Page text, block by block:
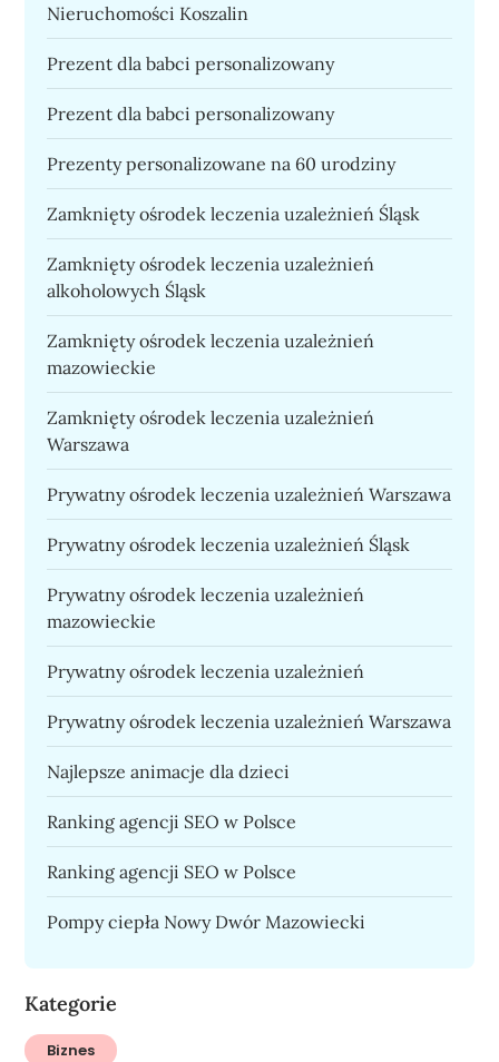
Nieruchomości Koszalin
Prezent dla babci personalizowany
Prezent dla babci personalizowany
Prezenty personalizowane na 60 urodziny
Zamknięty ośrodek leczenia uzależnień Śląsk
Zamknięty ośrodek leczenia uzależnień
alkoholowych Śląsk
Zamknięty ośrodek leczenia uzależnień
mazowieckie
Zamknięty ośrodek leczenia uzależnień
Warszawa
Prywatny ośrodek leczenia uzależnień Warszawa
Prywatny ośrodek leczenia uzależnień Śląsk
Prywatny ośrodek leczenia uzależnień
mazowieckie
Prywatny ośrodek leczenia uzależnień
Prywatny ośrodek leczenia uzależnień Warszawa
Najlepsze animacje dla dzieci
Ranking agencji SEO w Polsce
Ranking agencji SEO w Polsce
Pompy ciepła Nowy Dwór Mazowiecki
Kategorie
Biznes